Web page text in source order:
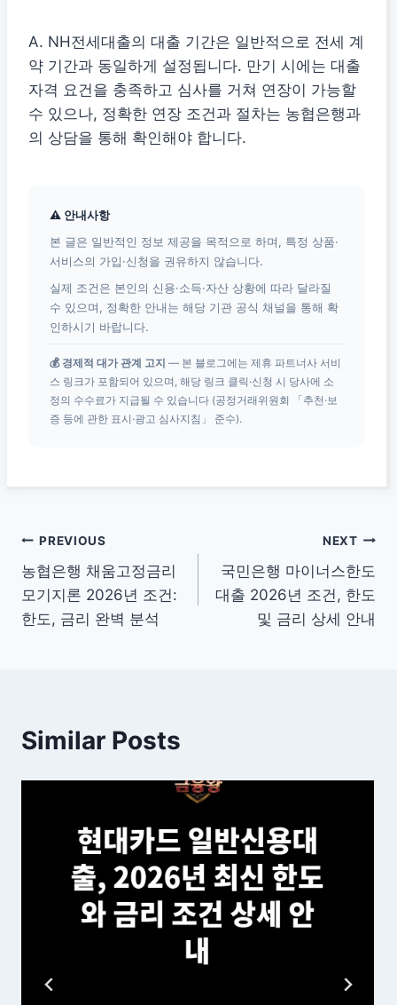
A. NH전세대출의 대출 기간은 일반적으로 전세 계
약 기간과 동일하게 설정됩니다. 만기 시에는 대출
자격 요건을 충족하고 심사를 거쳐 연장이 가능할
수 있으나, 정확한 연장 조건과 절차는 농협은행과
의 상담을 통해 확인해야 합니다.
⚠ 안내사항
본 글은 일반적인 정보 제공을 목적으로 하며, 특정 상품·
서비스의 가입·신청을 권유하지 않습니다.
실제 조건은 본인의 신용·소득·자산 상황에 따라 달라질
수 있으며, 정확한 안내는 해당 기관 공식 채널을 통해 확
인하시기 바랍니다.
💰 경제적 대가 관계 고지 — 본 블로그에는 제휴 파트너사 서비
스 링크가 포함되어 있으며, 해당 링크 클릭·신청 시 당사에 소
정의 수수료가 지급될 수 있습니다 (공정거래위원회 「추천·보
증 등에 관한 표시·광고 심사지침」 준수).
글
탐
색
PREVIOUS
농협은행 채움고정금리
모기지론 2026년 조건:
한도, 금리 완벽 분석
NEXT
국민은행 마이너스한도
대출 2026년 조건, 한도
및 금리 상세 안내
Similar Posts